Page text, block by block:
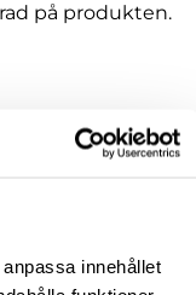
innehållet
på produkten.